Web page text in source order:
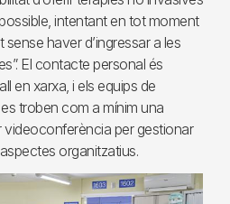
intentant en tot moment
sense haver d’ingressar a les
El contacte personal és
en xarxa, i els equips de
troben com a mínim una
videoconferència per gestionar
organitzatius.